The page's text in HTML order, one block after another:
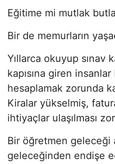
Eğitime mi mutlak
Bir de memurların
Yıllarca okuyup sınav
kapısına giren
hesaplamak zorunda
Kiralar yükselmiş,
ihtiyaçlar ulaşılması
Bir öğretmen geleceği
geleceğinden endişe